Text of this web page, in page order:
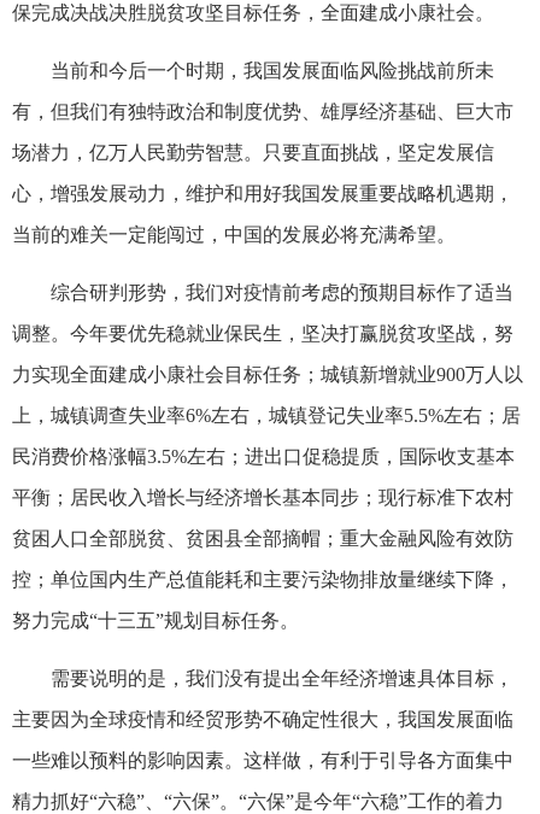
保完成决战决胜脱贫攻坚目标任务，全面建成小康社会。
当前和今后一个时期，我国发展面临风险挑战前所未
有，但我们有独特政治和制度优势、雄厚经济基础、巨大市
场潜力，亿万人民勤劳智慧。只要直面挑战，坚定发展信
心，增强发展动力，维护和用好我国发展重要战略机遇期，
当前的难关一定能闯过，中国的发展必将充满希望。
综合研判形势，我们对疫情前考虑的预期目标作了适当
调整。今年要优先稳就业保民生，坚决打赢脱贫攻坚战，努
力实现全面建成小康社会目标任务；城镇新增就业900万人以
上，城镇调查失业率6%左右，城镇登记失业率5.5%左右；居
民消费价格涨幅3.5%左右；进出口促稳提质，国际收支基本
平衡；居民收入增长与经济增长基本同步；现行标准下农村
贫困人口全部脱贫、贫困县全部摘帽；重大金融风险有效防
控；单位国内生产总值能耗和主要污染物排放量继续下降，
努力完成“十三五”规划目标任务。
需要说明的是，我们没有提出全年经济增速具体目标，
主要因为全球疫情和经贸形势不确定性很大，我国发展面临
一些难以预料的影响因素。这样做，有利于引导各方面集中
精力抓好“六稳”、“六保”。“六保”是今年“六稳”工作的着力